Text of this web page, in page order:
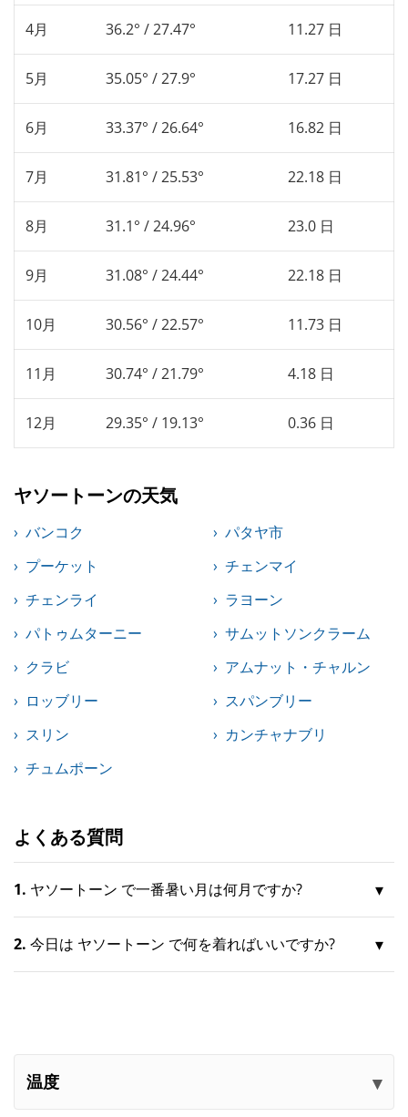
4月 36.2° / 27.47° 11.27 日
5月 35.05° / 27.9° 17.27 日
6月 33.37° / 26.64° 16.82 日
7月 31.81° / 25.53° 22.18 日
8月 31.1° / 24.96° 23.0 日
9月 31.08° / 24.44° 22.18 日
10月 30.56° / 22.57° 11.73 日
11月 30.74° / 21.79° 4.18 日
12月 29.35° / 19.13° 0.36 日
ヤソートーンの天気
バンコク
パタヤ市
プーケット
チェンマイ
チェンライ
ラヨーン
パトゥムターニー
サムットソンクラーム
クラビ
アムナット・チャルン
ロッブリー
スパンブリー
スリン
カンチャナブリ
チュムポーン
よくある質問
1. ヤソートーン で一番暑い月は何月ですか?
2. 今日は ヤソートーン で何を着ればいいですか?
温度